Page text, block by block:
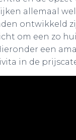
allemaal
ontwikkeld
om een zo
een
in de